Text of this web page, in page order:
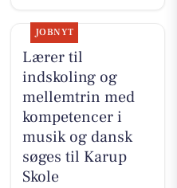
JOBNYT
Lærer til
indskoling og
mellemtrin med
kompetencer i
musik og dansk
søges til Karup
Skole